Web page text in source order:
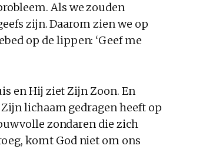
Als we zouden
zijn. Daarom zien we op
op de lippen: ‘Geef me
en Hij ziet Zijn Zoon. En
lichaam gedragen heeft op
zondaren die zich
komt God niet om ons